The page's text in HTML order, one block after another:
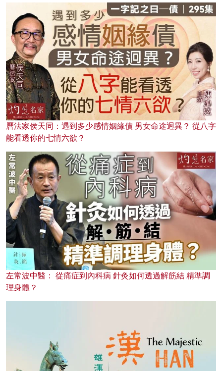
曆法家侯天同：遇到多少感情姻緣債 男女命途迥異？ 從八字
能看透你的七情六欲？
左常波中醫： 從痛症到內科病 針灸如何透過解筋結 精準調
理身體？